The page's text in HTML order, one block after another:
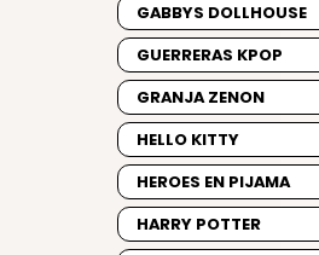
GABBYS DOLLHOUSE
GUERRERAS KPOP
GRANJA ZENON
HELLO KITTY
HEROES EN PIJAMA
HARRY POTTER